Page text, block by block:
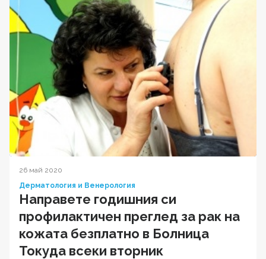
26 май 2020
Дерматология и Венерология
Направете годишния си
профилактичен преглед за рак на
кожата безплатно в Болница
Токуда всеки вторник